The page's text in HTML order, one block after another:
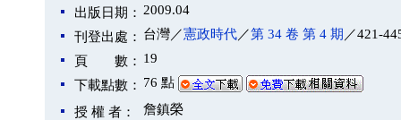
出版日期： 2009.04
刊登出處： 台灣／憲政時代／第 34 卷 第 4 期 ／421-
頁 數： 19
下載點數： 76 點
授 權 者： 詹鎮榮